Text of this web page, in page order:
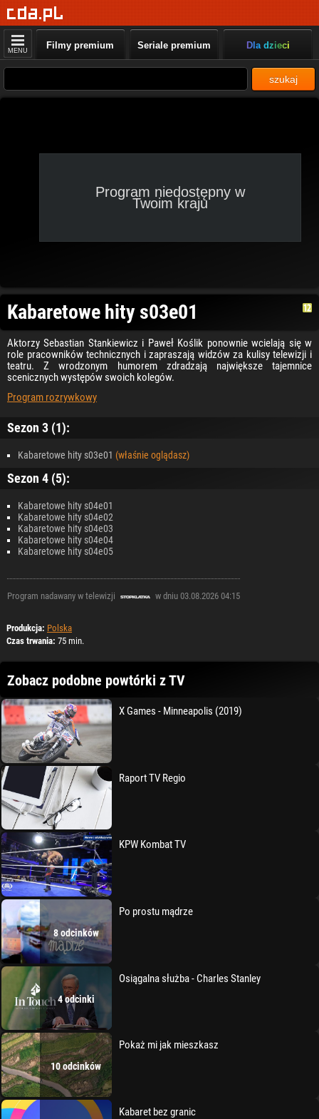
MENU Filmy premium Seriale premium Dla dzieci
szukaj
Program niedostępny w
Twoim kraju
Kabaretowe hity s03e01
Aktorzy Sebastian Stankiewicz i Paweł Koślik ponownie wcielają się w
role pracowników technicznych i zapraszają widzów za kulisy telewizji i
teatru. Z wrodzonym humorem zdradzają największe tajemnice
scenicznych występów swoich kolegów.
Program rozrywkowy
Sezon 3 (1):
Kabaretowe hity s03e01 (właśnie oglądasz)
Sezon 4 (5):
Kabaretowe hity s04e01
Kabaretowe hity s04e02
Kabaretowe hity s04e03
Kabaretowe hity s04e04
Kabaretowe hity s04e05
Program nadawany w telewizji w dniu 03.08.2026 04:15
Produkcja: Polska
Czas trwania: 75 min.
Zobacz podobne powtórki z TV
X Games - Minneapolis (2019)
Raport TV Regio
KPW Kombat TV
8 odcinków
Po prostu mądrze
4 odcinki
Osiągalna służba - Charles Stanley
10 odcinków
Pokaż mi jak mieszkasz
Kabaret bez granic